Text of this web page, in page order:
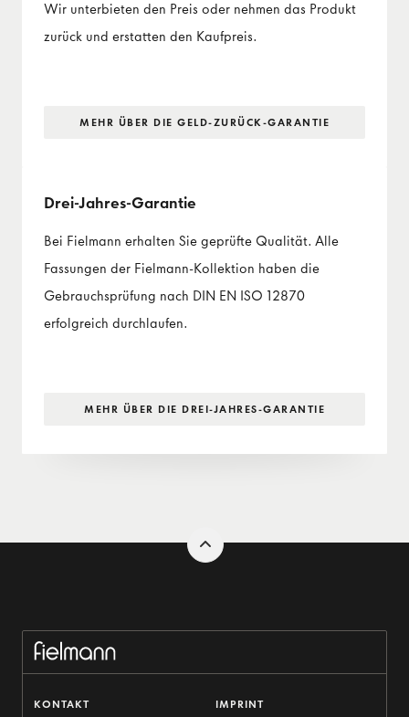
Wir unterbieten den Preis oder nehmen das Produkt
zurück und erstatten den Kaufpreis.
MEHR ÜBER DIE GELD-ZURÜCK-GARANTIE
Drei-Jahres-Garantie
Bei Fielmann erhalten Sie geprüfte Qualität. Alle
Fassungen der Fielmann-Kollektion haben die
Gebrauchsprüfung nach DIN EN ISO 12870
erfolgreich durchlaufen.
MEHR ÜBER DIE DREI-JAHRES-GARANTIE
KONTAKT IMPRINT